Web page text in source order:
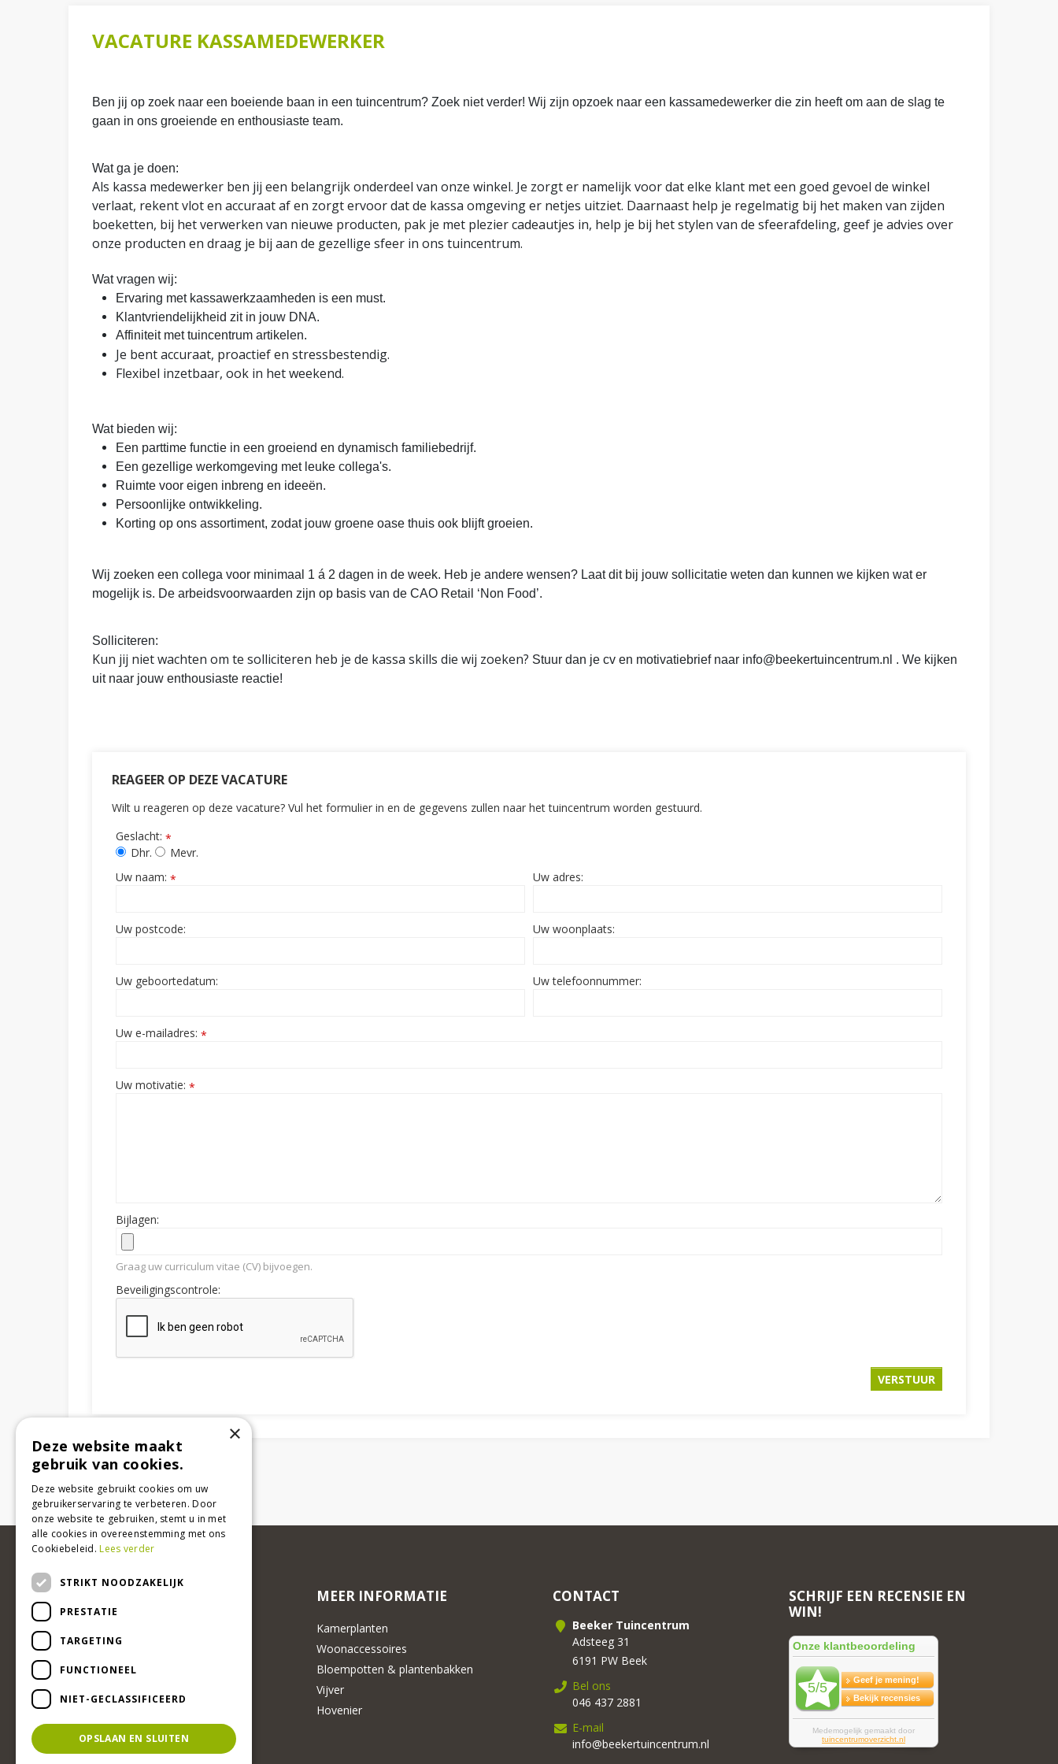
VACATURE KASSAMEDEWERKER
Ben jij op zoek naar een boeiende baan in een tuincentrum? Zoek niet verder! Wij zijn opzoek naar een kassamedewerker die zin heeft om aan de slag te
gaan in ons groeiende en enthousiaste team.
Wat ga je doen:
Als kassa medewerker ben jij een belangrijk onderdeel van onze winkel. Je zorgt er namelijk voor dat elke klant met een goed gevoel de winkel
verlaat, rekent vlot en accuraat af en zorgt ervoor dat de kassa omgeving er netjes uitziet. Daarnaast help je regelmatig bij het maken van zijden
boeketten, bij het verwerken van nieuwe producten, pak je met plezier cadeautjes in, help je bij het stylen van de sfeerafdeling, geef je advies over
onze producten en draag je bij aan de gezellige sfeer in ons tuincentrum.
Wat vragen wij:
Ervaring met kassawerkzaamheden is een must.
Klantvriendelijkheid zit in jouw DNA.
Affiniteit met tuincentrum artikelen.
Je bent accuraat, proactief en stressbestendig.
Flexibel inzetbaar, ook in het weekend.
Wat bieden wij:
Een parttime functie in een groeiend en dynamisch familiebedrijf.
Een gezellige werkomgeving met leuke collega's.
Ruimte voor eigen inbreng en ideeën.
Persoonlijke ontwikkeling.
Korting op ons assortiment, zodat jouw groene oase thuis ook blijft groeien.
Wij zoeken een collega voor minimaal 1 á 2 dagen in de week. Heb je andere wensen? Laat dit bij jouw sollicitatie weten dan kunnen we kijken wat er
mogelijk is. De arbeidsvoorwaarden zijn op basis van de CAO Retail ‘Non Food’.
Solliciteren:
Kun jij niet wachten om te solliciteren heb je de kassa skills die wij zoeken? Stuur dan je cv en motivatiebrief naar info@beekertuincentrum.nl . We kijken
uit naar jouw enthousiaste reactie!
REAGEER OP DEZE VACATURE
Wilt u reageren op deze vacature? Vul het formulier in en de gegevens zullen naar het tuincentrum worden gestuurd.
Geslacht: *
Dhr.
Mevr.
Uw naam: * Uw adres:
Uw postcode: Uw woonplaats:
Uw geboortedatum: Uw telefoonnummer:
Uw e-mailadres: *
Uw motivatie: *
Bijlagen:
Graag uw curriculum vitae (CV) bijvoegen.
Beveiligingscontrole:
MEER INFORMATIE
Kamerplanten
Woonaccessoires
Bloempotten & plantenbakken
Vijver
Hovenier
CONTACT
Beeker Tuincentrum
Adsteeg 31
6191 PW Beek
Bel ons
046 437 2881
E-mail
info@beekertuincentrum.nl
SCHRIJF EEN RECENSIE EN
WIN!
×
Deze website maakt
gebruik van cookies.
Deze website gebruikt cookies om uw
gebruikerservaring te verbeteren. Door
onze website te gebruiken, stemt u in met
alle cookies in overeenstemming met ons
Cookiebeleid.Lees verder
STRIKT NOODZAKELIJK
PRESTATIE
TARGETING
FUNCTIONEEL
NIET-GECLASSIFICEERD
OPSLAAN EN SLUITEN